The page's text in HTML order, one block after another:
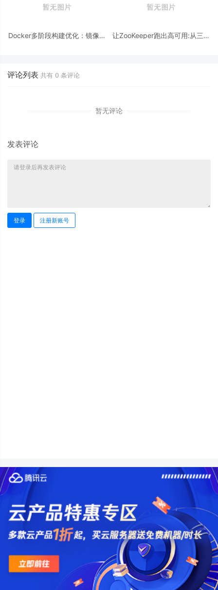
Docker多阶段构建优化：镜像体
让ZooKeeper跑出高可用:从三节
评论列表 共有 0 条评论
暂无评论
发表评论
登录 注册新账号